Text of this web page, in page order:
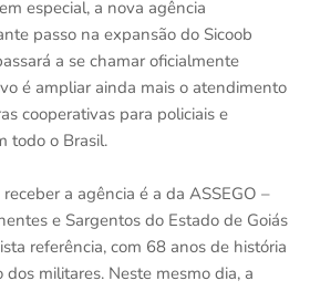
especial, a nova agência
passo na expansão do Sicoob
a se chamar oficialmente
é ampliar ainda mais o atendimento
cooperativas para policiais e
todo o Brasil.
a agência é a da ASSEGO –
e Sargentos do Estado de Goiás
referência, com 68 anos de história
militares. Neste mesmo dia, a